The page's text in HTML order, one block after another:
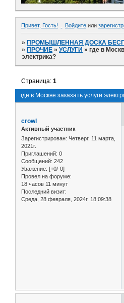
Привет, Гость! Войдите или
»ПРОМЫШЛЕННАЯ ДОСКА
»ПРОЧИЕ »УСЛУГИ »где в
электрика?
где в Москве заказать услуги
Страница:1
crowl
Активный участник
Зарегистрирован: Четверг, 11 марта,
2021г.
Приглашений: 0
Сообщений: 242
Уважение: [+0/-0]
Провел на форуме:
18 часов 11 минут
Последний визит:
Среда, 28 февраля, 2024г. 18:09:38